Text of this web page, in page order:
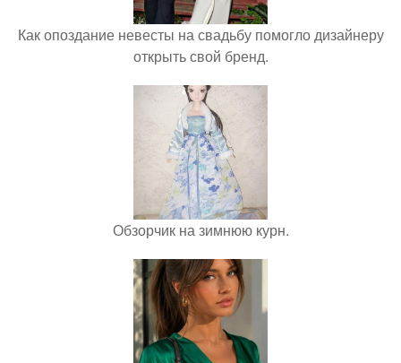
Как опоздание невесты на свадьбу помогло дизайнеру
открыть свой бренд.
Обзорчик на зимнюю курн.